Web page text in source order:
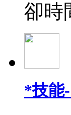
卻時
*技能